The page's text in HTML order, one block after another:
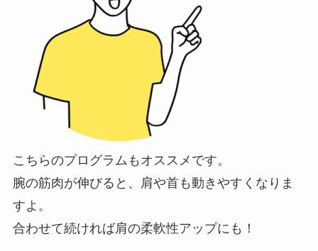
こちらのプログラムもオススメです。
腕の筋肉が伸びると、肩や首も動きやすくなりま
すよ。
合わせて続ければ肩の柔軟性アップにも！